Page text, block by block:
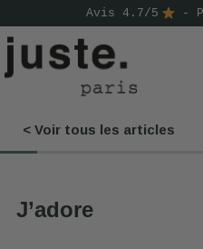
Avis 4.7/5 -
< Voir tous les articles
J’adore
COMMANDER
NOS GAMMES